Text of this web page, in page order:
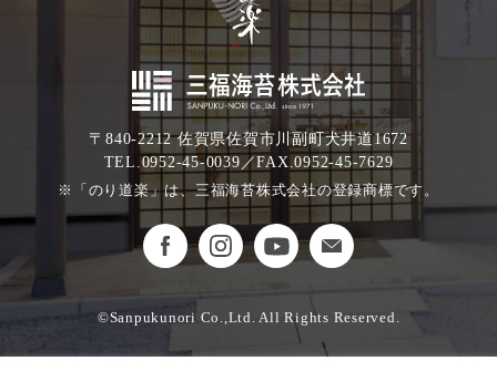
〒840-2212 佐賀県佐賀市川副町犬井道1672
TEL.0952-45-0039／FAX.0952-45-7629
※「のり道楽」は、三福海苔株式会社の登録商標です。
©Sanpukunori Co.,Ltd. All Rights Reserved.